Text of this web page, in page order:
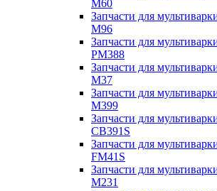
M60
Запчасти для
M96
Запчасти для
PM388
Запчасти для
M37
Запчасти для
M399
Запчасти для
CB391S
Запчасти для
FM41S
Запчасти для
M231